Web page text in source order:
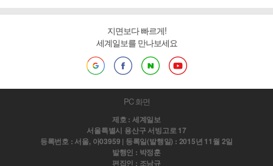
지면보다 빠르게!
세계일보를 만나보세요
PC 화면
제호 : 세계일보
서울특별시 용산구 서빙고로 17
등록번호 : 서울, 아03959 | 등록일(발행일) : 2015년 11월 2일
발행인 : 박정훈
편집인 : 조남규